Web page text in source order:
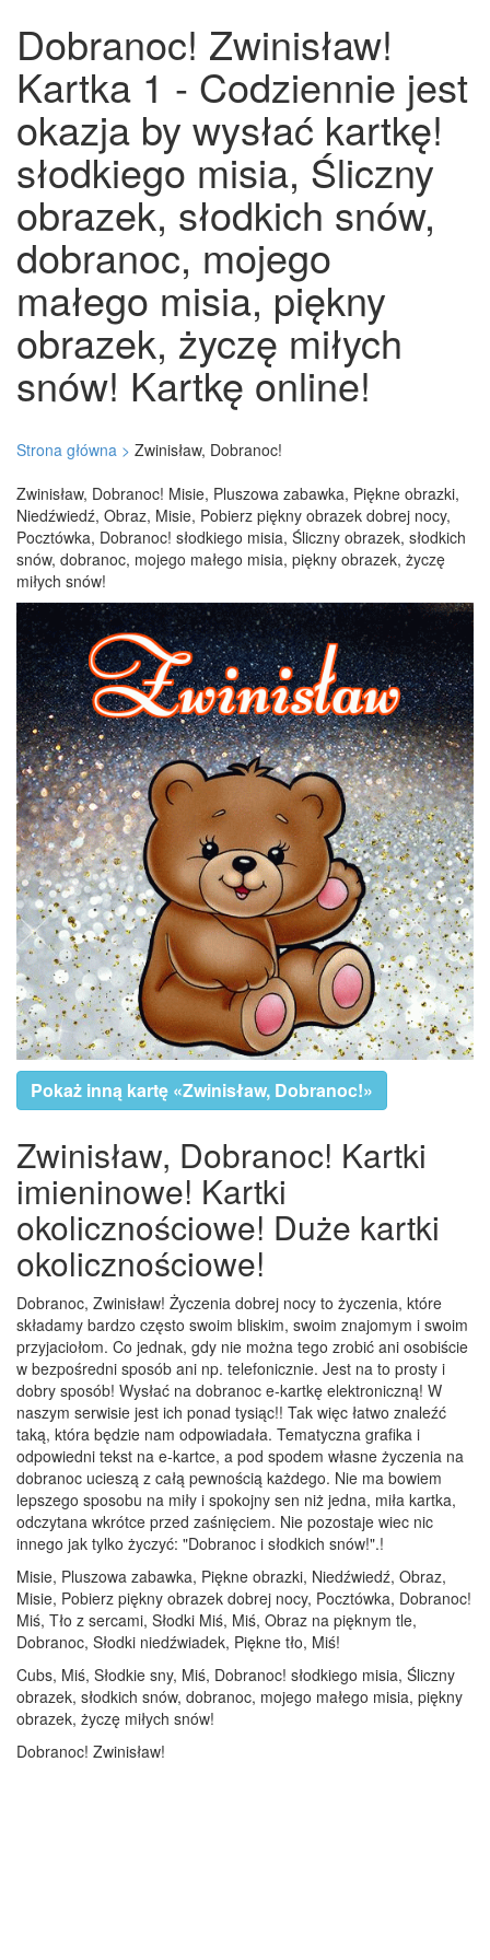
Dobranoc! Zwinisław!
Kartka 1 - Codziennie jest
okazja by wysłać kartkę!
słodkiego misia, Śliczny
obrazek, słodkich snów,
dobranoc, mojego
małego misia, piękny
obrazek, życzę miłych
snów! Kartkę online!
Strona główna > Zwinisław, Dobranoc!
Zwinisław, Dobranoc! Misie, Pluszowa zabawka, Piękne obrazki,
Niedźwiedź, Obraz, Misie, Pobierz piękny obrazek dobrej nocy,
Pocztówka, Dobranoc! słodkiego misia, Śliczny obrazek, słodkich
snów, dobranoc, mojego małego misia, piękny obrazek, życzę
miłych snów!
Pokaż inną kartę «Zwinisław, Dobranoc!»
Zwinisław, Dobranoc! Kartki
imieninowe! Kartki
okolicznościowe! Duże kartki
okolicznościowe!
Dobranoc, Zwinisław! Życzenia dobrej nocy to życzenia, które
składamy bardzo często swoim bliskim, swoim znajomym i swoim
przyjaciołom. Co jednak, gdy nie można tego zrobić ani osobiście
w bezpośredni sposób ani np. telefonicznie. Jest na to prosty i
dobry sposób! Wysłać na dobranoc e-kartkę elektroniczną! W
naszym serwisie jest ich ponad tysiąc!! Tak więc łatwo znaleźć
taką, która będzie nam odpowiadała. Tematyczna grafika i
odpowiedni tekst na e-kartce, a pod spodem własne życzenia na
dobranoc ucieszą z całą pewnością każdego. Nie ma bowiem
lepszego sposobu na miły i spokojny sen niż jedna, miła kartka,
odczytana wkrótce przed zaśnięciem. Nie pozostaje wiec nic
innego jak tylko życzyć: "Dobranoc i słodkich snów!".!
Misie, Pluszowa zabawka, Piękne obrazki, Niedźwiedź, Obraz,
Misie, Pobierz piękny obrazek dobrej nocy, Pocztówka, Dobranoc!
Miś, Tło z sercami, Słodki Miś, Miś, Obraz na pięknym tle,
Dobranoc, Słodki niedźwiadek, Piękne tło, Miś!
Cubs, Miś, Słodkie sny, Miś, Dobranoc! słodkiego misia, Śliczny
obrazek, słodkich snów, dobranoc, mojego małego misia, piękny
obrazek, życzę miłych snów!
Dobranoc! Zwinisław!